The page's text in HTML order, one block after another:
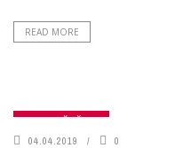
READ MORE
САҚОФИЙ БЎЛИМ
04.04.2019 0